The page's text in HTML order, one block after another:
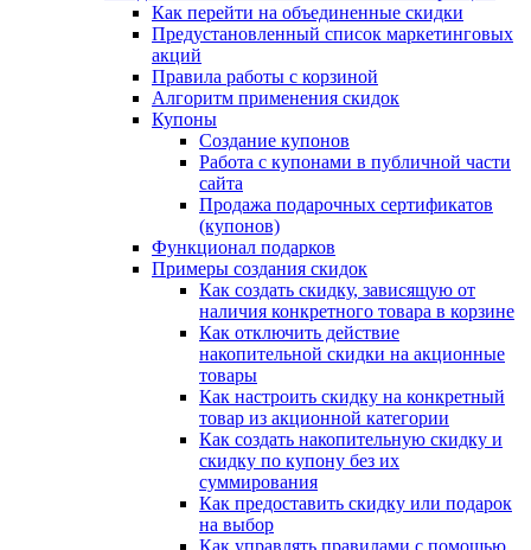
Как перейти на объединенные скидки
Предустановленный список маркетинговых
акций
Правила работы с корзиной
Алгоритм применения скидок
Купоны
Создание купонов
Работа с купонами в публичной части
сайта
Продажа подарочных сертификатов
(купонов)
Функционал подарков
Примеры создания скидок
Как создать скидку, зависящую от
наличия конкретного товара в корзине
Как отключить действие
накопительной скидки на акционные
товары
Как настроить скидку на конкретный
товар из акционной категории
Как создать накопительную скидку и
скидку по купону без их
суммирования
Как предоставить скидку или подарок
на выбор
Как управлять правилами с помощью